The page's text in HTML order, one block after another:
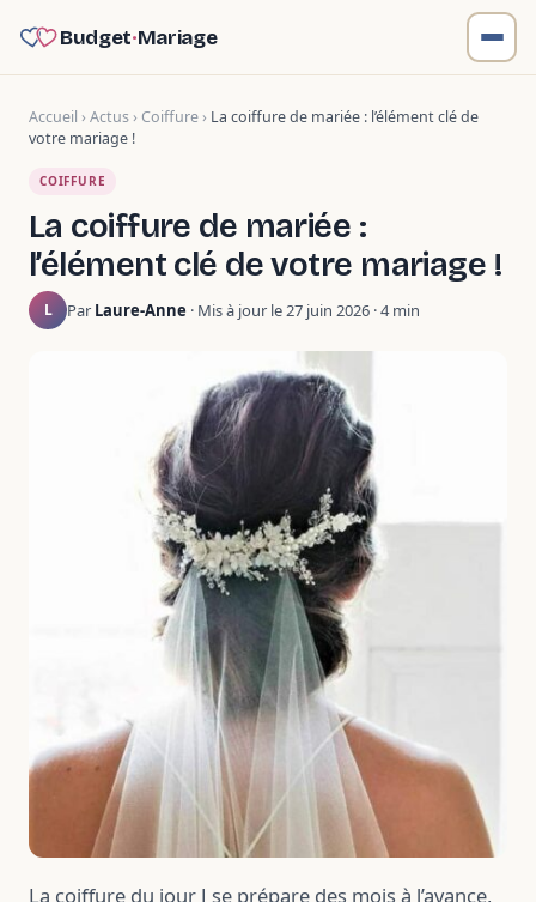
Budget·Mariage
Accueil › Actus› Coiffure› La coiffure de mariée : l’élément clé de
votre mariage !
COIFFURE
La coiffure de mariée :
l’élément clé de votre mariage !
L Par Laure-Anne · Mis à jour le 27 juin 2026 · 4 min
La coiffure du jour J se prépare des mois à l’avance,